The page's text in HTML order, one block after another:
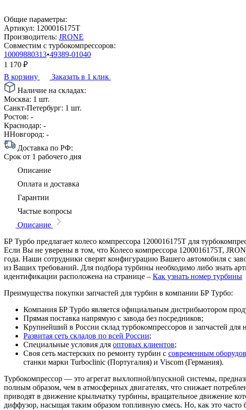
Общие параметры:
Артикул: 1200016175T
Производитель: JRONE
Совместим с турбокомпрессоров:
10009880313•49389-01040
1 170 ₽
В корзину
Заказать в 1 клик
Наличие на складах:
Москва: 1 шт.
Санкт-Петербург: 1 шт.
Ростов: -
Краснодар: -
ННовгород: -
Доставка по РФ:
Срок от 1 рабочего дня
Описание
Оплата и доставка
Гарантии
Частые вопросы
Описание
БР Турбо предлагает колесо компрессора 1200016175T для
Если Вы не уверены в том, что Колесо компрессора 1200016175T,
года. Наши сотрудники сверят конфигурацию Вашего автомобиля с
из Ваших требований. Для подбора турбины необходимо либо знать
идентификации расположена на странице – Как узнать номер турбины
Преимущества покупки запчастей для турбин в компании БР Турбо:
Компания БР Турбо является официальным дистрибьютором
Прямая поставка напрямую с завода без посредников;
Крупнейший в России склад турбокомпрессоров и запчастей для
Развитая сеть складов по всей России;
Специальные условия для оптовых клиентов;
Своя сеть мастерских по ремонту турбин с современным
станки марки Turboclinic (Португалия) и Viscom (Германия).
Турбокомпрессор — это агрегат выхлопной/впускной системы,
полным образом, чем в атмосферных двигателях, что снижает
приводят в движение крыльчатку турбины, вращательное движение
диффузор, насыщая таким образом топливную смесь. Но, как это часто